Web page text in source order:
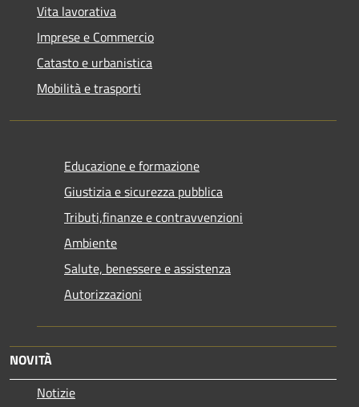
Vita lavorativa
Imprese e Commercio
Catasto e urbanistica
Mobilità e trasporti
Educazione e formazione
Giustizia e sicurezza pubblica
Tributi,finanze e contravvenzioni
Ambiente
Salute, benessere e assistenza
Autorizzazioni
NOVITÀ
Notizie